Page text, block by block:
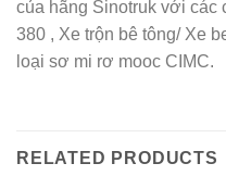
của hãng Sinotruk với các
380 , Xe trộn bê tông/ Xe
loại sơ mi rơ mooc CIMC.
RELATED PRODUCTS